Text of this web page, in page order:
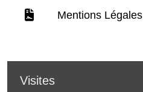
Mentions Légales
Visites